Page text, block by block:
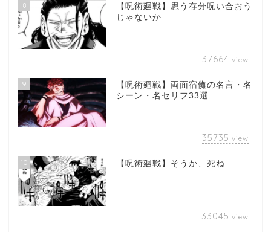
8
【呪術廻戦】思う存分呪い合おう
じゃないか
37664 view
9
【呪術廻戦】両面宿儺の名言・名
シーン・名セリフ33選
35735 view
10 【呪術廻戦】そうか、死ね
33045 view